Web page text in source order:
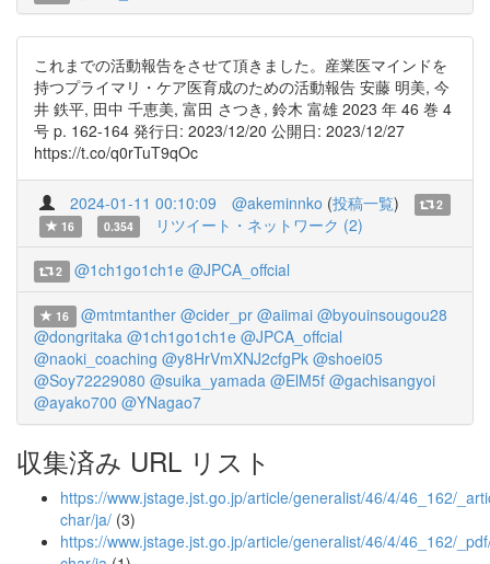
これまでの活動報告をさせて頂きました。産業医マインドを
持つプライマリ・ケア医育成のための活動報告 安藤 明美, 今
井 鉄平, 田中 千恵美, 富田 さつき, 鈴木 富雄 2023 年 46 巻 4
号 p. 162-164 発行日: 2023/12/20 公開日: 2023/12/27
https://t.co/q0rTuT9qOc
2024-01-11 00:10:09 @akeminnko (投稿一覧)
2
16
0.354 リツイート・ネットワーク (2)
2 @1ch1go1ch1e @JPCA_offcial
16 @mtmtanther @cider_pr @aiimai @byouinsougou28
@dongritaka @1ch1go1ch1e @JPCA_offcial
@naoki_coaching @y8HrVmXNJ2cfgPk @shoei05
@Soy72229080 @suika_yamada @ElM5f @gachisangyoi
@ayako700 @YNagao7
収集済み URL リスト
https://www.jstage.jst.go.jp/article/generalist/46/4/46_162/
char/ja/ (3)
https://www.jstage.jst.go.jp/article/generalist/46/4/46_162/